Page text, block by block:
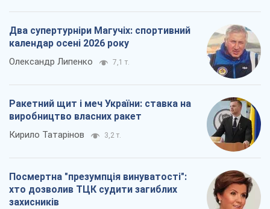
Два супертурніри Магучіх: спортивний
календар осені 2026 року
Олександр Липенко 7,1 т.
Ракетний щит і меч України: ставка на
виробництво власних ракет
Кирило Татарінов 3,2 т.
Посмертна "презумпція винуватості":
хто дозволив ТЦК судити загиблих
захисників